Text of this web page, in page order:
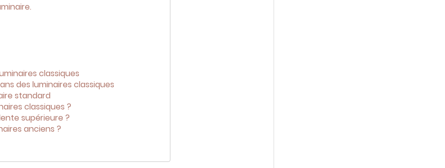
classiques
des luminaires classiques
standard
classiques ?
supérieure ?
anciens ?